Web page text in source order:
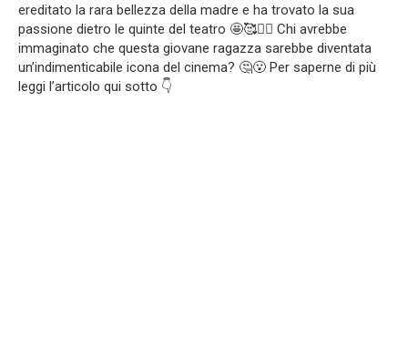
ereditato la rara bellezza della madre e ha trovato la sua
passione dietro le quinte del teatro 🤩🥰❤️‍🔥 Chi avrebbe
immaginato che questa giovane ragazza sarebbe diventata
un’indimenticabile icona del cinema? 🤔😮 Per saperne di più
leggi l’articolo qui sotto 👇